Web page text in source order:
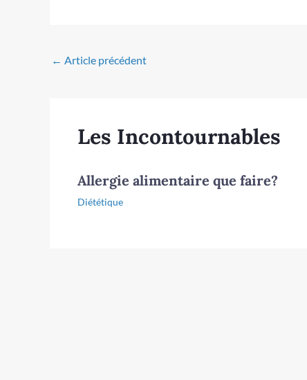
← Article précédent
Les Incontournables
Allergie alimentaire que faire?
Diététique